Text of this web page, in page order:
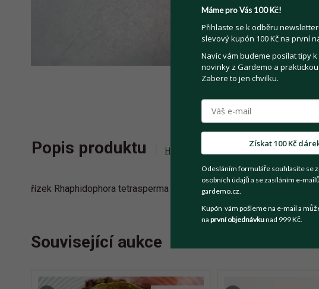
Popis produktu Historie příhozů
řízek Rhaphidophora tetrasperma aurea, růstový bod je vidět na
Související aukce
Máme pro Vás 100 Kč!
Přihlaste se k odběru
slevový kupón 100 Kč na první
Navíc vám budeme posílat tipy k
novinky z Gardemo a
Zabere to jen chvilku.
Získat 100 Kč
Odesláním formuláře souhlasíte se
osobních údajů a se zasíláním e-
gardemo.cz.
Kupón vám pošleme na e-mail a
na první objednávkunad 999 Kč.